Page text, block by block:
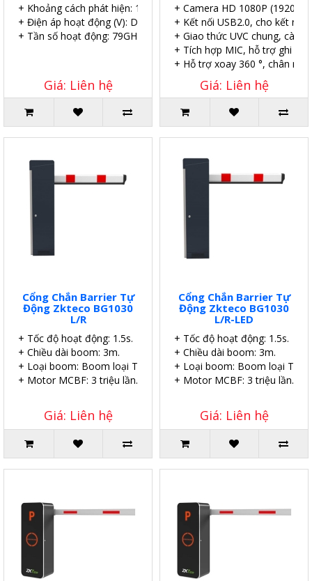
+ Khoảng cách phát hiện: 1 – 6m.
+ Điện áp hoạt động (V): DC 10-16V.
+ Tần số hoạt động: 79GHz.
Giá: Liên hệ
+ Camera HD 1080P
+ Kết nối USB2.0, cho kết nối
+ Giao thức UVC chung, cài
+ Tích hợp MIC, hỗ trợ ghi
+ Hỗ trợ xoay 360 °, chân
Giá: Liên hệ
Cổng Chắn Barrier Tự
Động Zkteco BG1030
L/R
+ Tốc độ hoạt động: 1.5s.
+ Chiều dài boom: 3m.
+ Loại boom: Boom loại Telescopic thẳng.
+ Motor MCBF: 3 triệu lần.
Giá: Liên hệ
Cổng Chắn Barrier Tự
Động Zkteco BG1030
L/R-LED
+ Tốc độ hoạt động: 1.5s.
+ Chiều dài boom: 3m.
+ Loại boom: Boom loại
+ Motor MCBF: 3 triệu lần.
Giá: Liên hệ